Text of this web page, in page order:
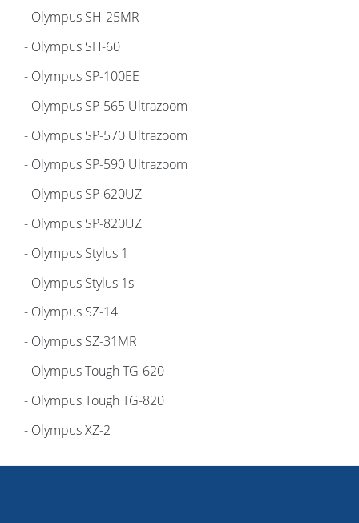
- Olympus SH-25MR
- Olympus SH-60
- Olympus SP-100EE
- Olympus SP-565 Ultrazoom
- Olympus SP-570 Ultrazoom
- Olympus SP-590 Ultrazoom
- Olympus SP-620UZ
- Olympus SP-820UZ
- Olympus Stylus 1
- Olympus Stylus 1s
- Olympus SZ-14
- Olympus SZ-31MR
- Olympus Tough TG-620
- Olympus Tough TG-820
- Olympus XZ-2